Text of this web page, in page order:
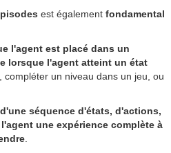
est également fondamental
l'agent est placé dans un
lorsque l'agent atteint un état
compléter un niveau dans un jeu, ou
séquence d'états, d'actions,
une expérience complète à